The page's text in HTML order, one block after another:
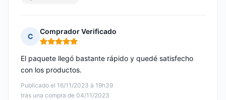
C
Comprador Verificado
Nota: 5 de 5
Publicado el 16/11/2023 à 19h39
tras una compra de 04/11/2023
El paquete llegó bastante rápido y quedé satisfecho
con los productos.